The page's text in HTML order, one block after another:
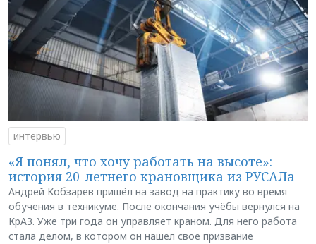
интервью
«Я понял, что хочу работать на высоте»:
история 20-летнего крановщика из РУСАЛа
Андрей Кобзарев пришёл на завод на практику во время
обучения в техникуме. После окончания учёбы вернулся на
КрАЗ. Уже три года он управляет краном. Для него работа
стала делом, в котором он нашёл своё призвание